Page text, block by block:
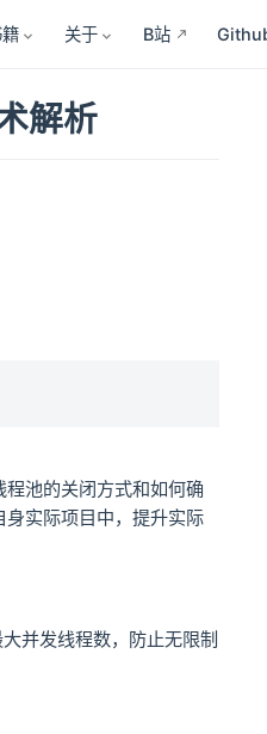
关于 B站
解析
池的关闭方式和如何确
实际项目中，提升实际
并发线程数，防止无限制